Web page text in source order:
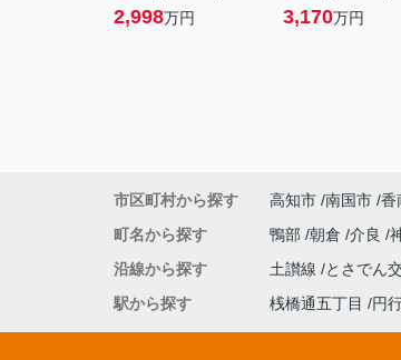
2,998万円 3,170万円
市区町村から探す 高知市 南国市 香
町名から探す
鴨部 朝倉 介良
沿線から探す
土讃線 とさでん
駅から探す
桟橋通五丁目 円